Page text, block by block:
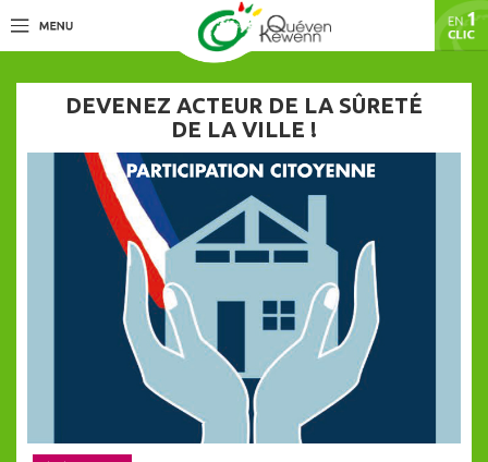
DEVENEZ ACTEUR DE LA SÛRETÉ
DE LA VILLE !